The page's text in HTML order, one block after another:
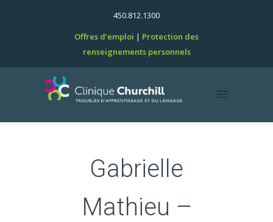
450.812.1300
Offres d’emploi
Protection des
renseignements personnels
Gabrielle
Mathieu –